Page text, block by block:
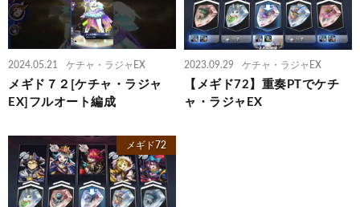
2024.05.21 ケチャ・ラジャEX
メギド７２[ケチャ・ラジャ
EX]フルオート編成
2023.09.29 ケチャ・ラジャEX
【メギド72】重奏PTでケチ
ャ・ラジャEX
メギド72